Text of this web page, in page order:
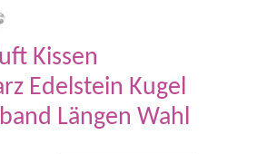
Kissen
Edelstein Kugel
Längen Wahl